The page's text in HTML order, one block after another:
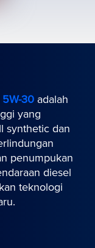
30 adalah
yang
synthetic dan
penumpukan
diesel
teknologi